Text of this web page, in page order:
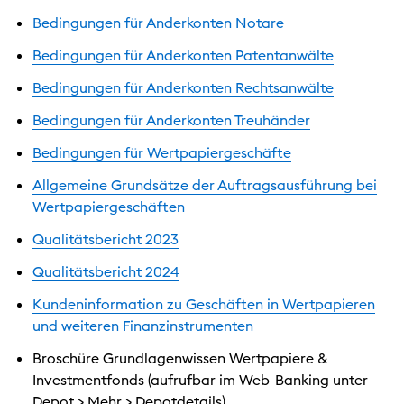
Bedingungen für Anderkonten Notare
Bedingungen für Anderkonten Patentanwälte
Bedingungen für Anderkonten Rechtsanwälte
Bedingungen für Anderkonten Treuhänder
Bedingungen für Wertpapiergeschäfte
Allgemeine Grundsätze der Auftragsausführung bei
Wertpapiergeschäften
Qualitätsbericht 2023
Qualitätsbericht 2024
Kundeninformation zu Geschäften in Wertpapieren
und weiteren Finanzinstrumenten
Broschüre Grundlagenwissen Wertpapiere &
Investmentfonds (aufrufbar im Web-Banking unter